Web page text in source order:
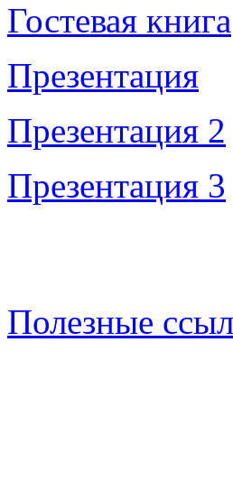
Гостевая книга
Презентация
Презентация 2
Презентация 3
Полезные